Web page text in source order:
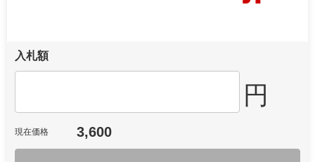
入札額
円
現在価格 3,600